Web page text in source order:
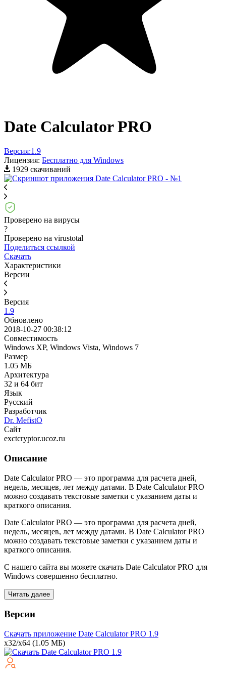
Date Calculator PRO
Версия:1.9
Лицензия: Бесплатно для Windows
1929 скачиваний
Проверено на вирусы
?
Проверено на virustotal
Поделиться ссылкой
Скачать
Характеристики
Версии
Версия
1.9
Обновлено
2018-10-27 00:38:12
Совместимость
Windows XP, Windows Vista, Windows 7
Размер
1.05 МБ
Архитектура
32 и 64 бит
Язык
Русский
Разработчик
Dr. MefistO
Сайт
exctcryptor.ucoz.ru
Описание
Date Calculator PRO — это программа для расчета дней,
недель, месяцев, лет между датами. В Date Calculator PRO
можно создавать текстовые заметки с указанием даты и
краткого описания.
Date Calculator PRO — это программа для расчета дней,
недель, месяцев, лет между датами. В Date Calculator PRO
можно создавать текстовые заметки с указанием даты и
краткого описания.
С нашего сайта вы можете скачать Date Calculator PRO для
Windows совершенно бесплатно.
Читать далее
Версии
Скачать приложение Date Calculator PRO 1.9
x32/x64 (1.05 МБ)